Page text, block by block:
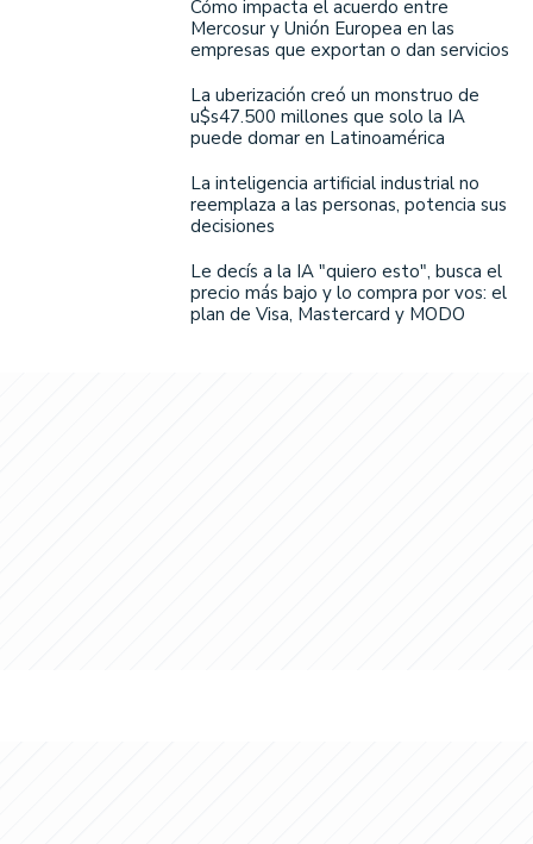
Cómo impacta el acuerdo entre
Mercosur y Unión Europea en las
empresas que exportan o dan servicios
La uberización creó un monstruo de
u$s47.500 millones que solo la IA
puede domar en Latinoamérica
La inteligencia artificial industrial no
reemplaza a las personas, potencia sus
decisiones
Le decís a la IA "quiero esto", busca el
precio más bajo y lo compra por vos: el
plan de Visa, Mastercard y MODO